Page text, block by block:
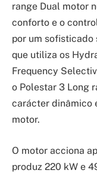
range Dual motor
conforto e o
por um sofisticado
que utiliza os
Frequency
o Polestar 3 Long
carácter dinâmico
motor.
O motor acciona
produz 220 kW e